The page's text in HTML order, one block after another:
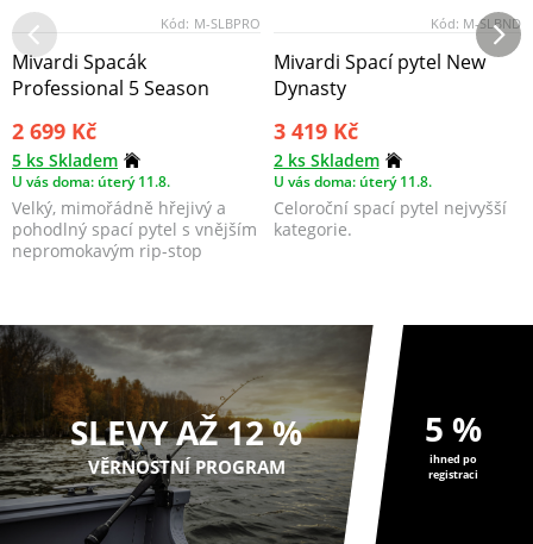
Kód: M-SLBPRO
Mivardi Spacák
Professional 5 Season
2 699 Kč
5 ks Skladem
U vás doma: úterý 11.8.
Velký, mimořádně hřejivý a
pohodlný spací pytel s vnějším
nepromokavým rip-stop
Kód: M-SLBND
Mivardi Spací pytel New
Dynasty
3 419 Kč
2 ks Skladem
U vás doma: úterý 11.8.
Celoroční spací pytel nejvyšší
kategorie.
SLEVY AŽ 12 %
VĚRNOSTNÍ PROGRAM
5 %
ihned po
registraci